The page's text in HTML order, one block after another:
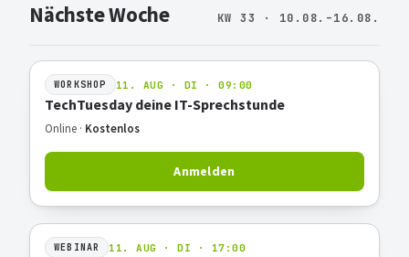
Nächste Woche KW 33 · 10.08.–16.08.
WORKSHOP 11. AUG · DI · 09:00
TechTuesday deine IT-Sprechstunde
Online · Kostenlos
Anmelden
WEBINAR 11. AUG · DI · 17:00